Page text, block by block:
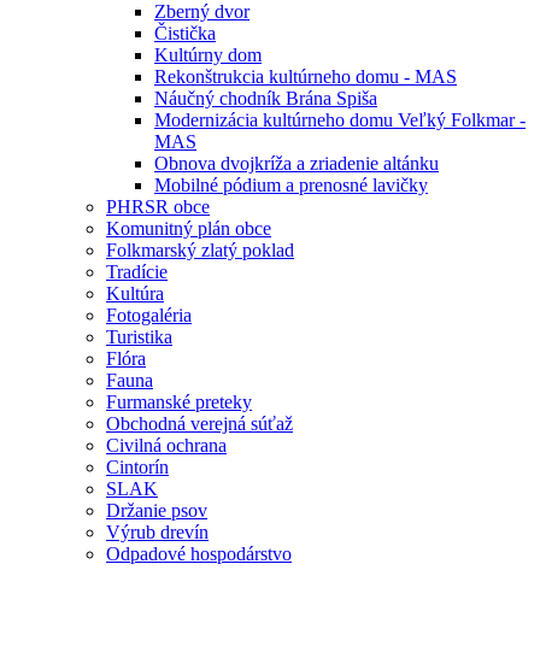
Zberný dvor
Čistička
Kultúrny dom
Rekonštrukcia kultúrneho domu - MAS
Náučný chodník Brána Spiša
Modernizácia kultúrneho domu Veľký Folkmar -
MAS
Obnova dvojkríža a zriadenie altánku
Mobilné pódium a prenosné lavičky
PHRSR obce
Komunitný plán obce
Folkmarský zlatý poklad
Tradície
Kultúra
Fotogaléria
Turistika
Flóra
Fauna
Furmanské preteky
Obchodná verejná súťaž
Civilná ochrana
Cintorín
SLAK
Držanie psov
Výrub drevín
Odpadové hospodárstvo